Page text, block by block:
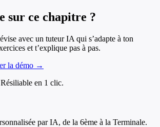
sur ce chapitre ?
avec un tuteur IA qui s’adapte à ton
et t’explique pas à pas.
la démo →
en 1 clic.
par IA, de la 6ème à la Terminale.